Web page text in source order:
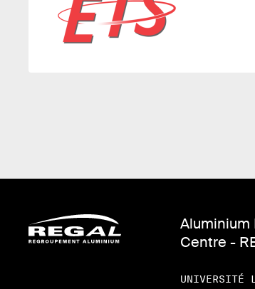
Aluminium
Centre -
UNIVERSITÉ